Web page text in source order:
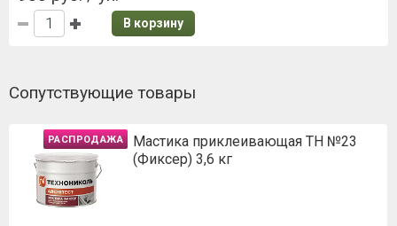
В корзину
Сопутствующие товары
РАСПРОДАЖА
Мастика приклеивающая ТН №23
(Фиксер) 3,6 кг